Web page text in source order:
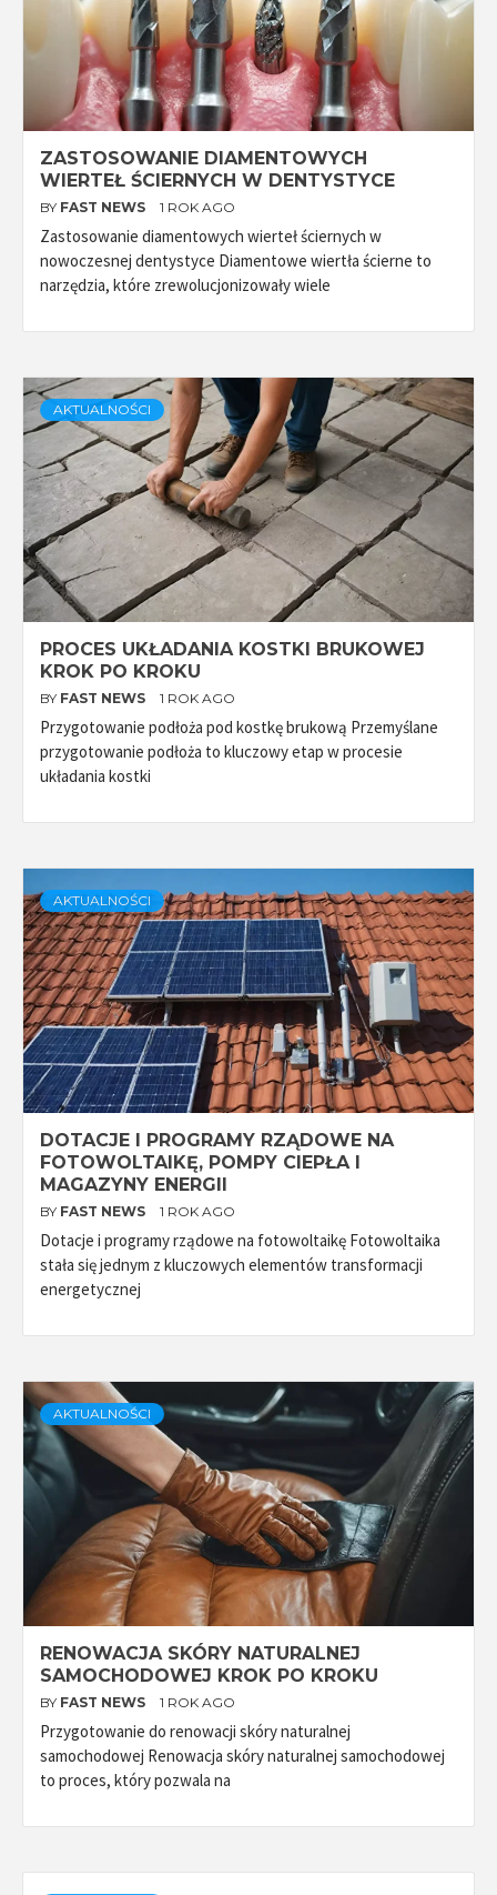
ZASTOSOWANIE DIAMENTOWYCH
WIERTEŁ ŚCIERNYCH W DENTYSTYCE
BY FAST NEWS 1 ROK AGO
Zastosowanie diamentowych wierteł ściernych w
nowoczesnej dentystyce Diamentowe wiertła ścierne to
narzędzia, które zrewolucjonizowały wiele
AKTUALNOŚCI
PROCES UKŁADANIA KOSTKI BRUKOWEJ
KROK PO KROKU
BY FAST NEWS 1 ROK AGO
Przygotowanie podłoża pod kostkę brukową Przemyślane
przygotowanie podłoża to kluczowy etap w procesie
układania kostki
AKTUALNOŚCI
DOTACJE I PROGRAMY RZĄDOWE NA
FOTOWOLTAIKĘ, POMPY CIEPŁA I
MAGAZYNY ENERGII
BY FAST NEWS 1 ROK AGO
Dotacje i programy rządowe na fotowoltaikę Fotowoltaika
stała się jednym z kluczowych elementów transformacji
energetycznej
AKTUALNOŚCI
RENOWACJA SKÓRY NATURALNEJ
SAMOCHODOWEJ KROK PO KROKU
BY FAST NEWS 1 ROK AGO
Przygotowanie do renowacji skóry naturalnej
samochodowej Renowacja skóry naturalnej samochodowej
to proces, który pozwala na